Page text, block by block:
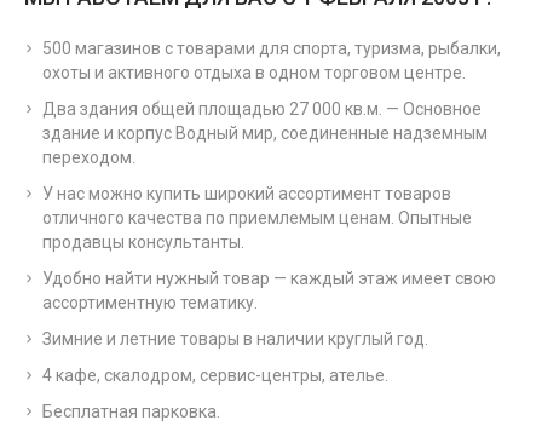
500 магазинов с товарами для спорта, туризма, рыбалки,
охоты и активного отдыха в одном торговом центре.
Два здания общей площадью 27 000 кв.м. — Основное
здание и корпус Водный мир, соединенные надземным
переходом.
У нас можно купить широкий ассортимент товаров
отличного качества по приемлемым ценам. Опытные
продавцы консультанты.
Удобно найти нужный товар — каждый этаж имеет свою
ассортиментную тематику.
Зимние и летние товары в наличии круглый год.
4 кафе, скалодром, сервис-центры, ателье.
Бесплатная парковка.